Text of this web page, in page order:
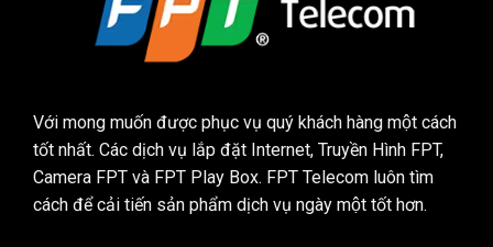
Với mong muốn được phục vụ quý khách hàng một cách
tốt nhất. Các dịch vụ lắp đặt Internet, Truyền Hình FPT,
Camera FPT và FPT Play Box. FPT Telecom luôn tìm
cách để cải tiến sản phẩm dịch vụ ngày một tốt hơn.